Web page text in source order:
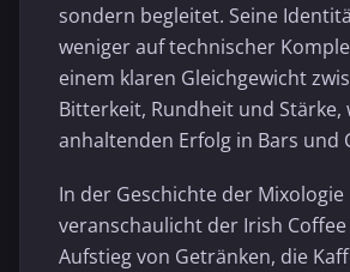
sondern begleitet. Seine
weniger auf technischer
einem klaren Gleichgewicht
Bitterkeit, Rundheit und Stärke,
anhaltenden Erfolg in Bars und
In der Geschichte der Mixologie
veranschaulicht der Irish
Aufstieg von Getränken, die